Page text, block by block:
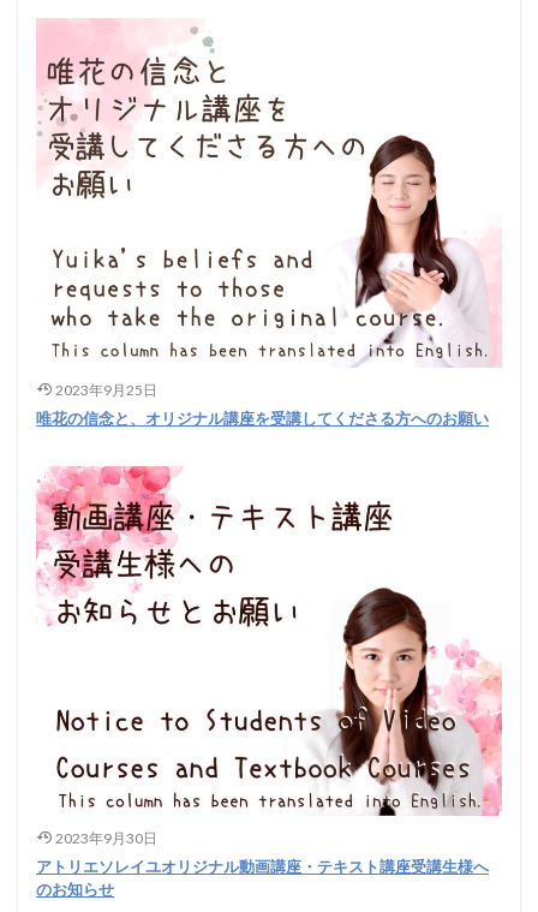
2023年9月25日
唯花の信念と、オリジナル講座を受講してくださる方へのお願い
2023年9月30日
アトリエソレイユオリジナル動画講座・テキスト講座受講生様へ
のお知らせ